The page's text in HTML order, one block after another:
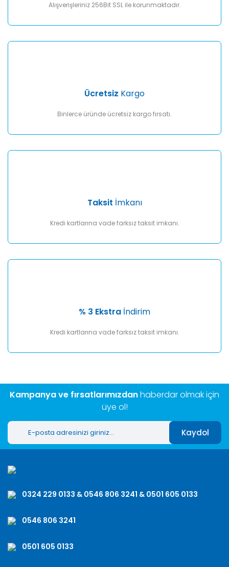
Alışverişleriniz 256Bit SSL ile korunmaktadır.
Ücretsiz Kargo
Binlerce üründe ücretsiz kargo fırsatı.
Taksit İmkanı
Kredi kartlarına vade farksız taksit imkanı.
% 3 Ekstra İndirim
Kredi kartlarına vade farksız taksit imkanı.
Kampanya ve fırsatlarımızdanhaberdar olmak için
üye ol!
Kaydol
0324 229 0133 & 0546 806 3241 & 0501 605 0133
0546 806 3241
0501 605 0133